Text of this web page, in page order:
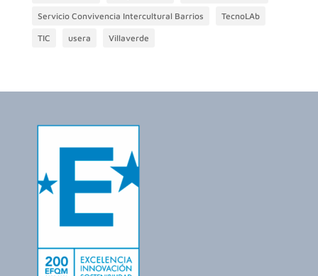
Servicio Convivencia Intercultural Barrios TecnoLAb
TIC usera Villaverde